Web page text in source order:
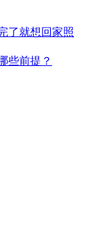
了就想回家照
些前提？